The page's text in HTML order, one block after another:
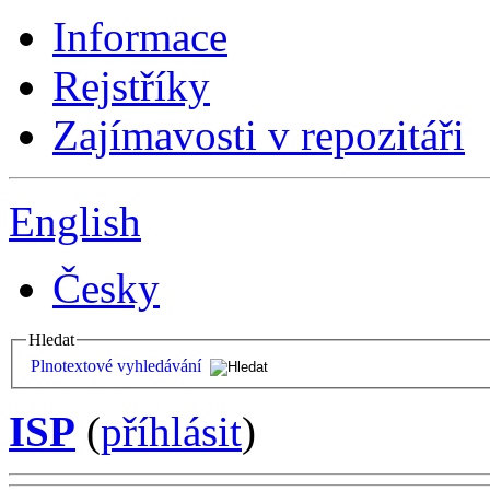
Informace
Rejstříky
Zajímavosti v repozitáři
English
Česky
Hledat
Plnotextové vyhledávání
ISP (příhlásit)